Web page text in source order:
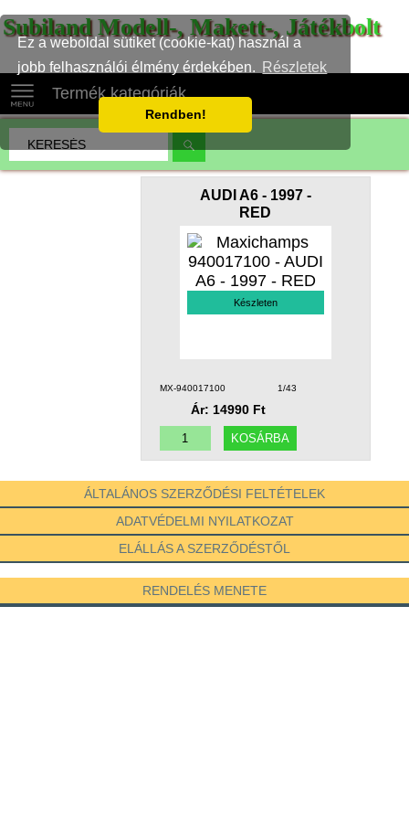
Ez a weboldal sütiket (cookie-kat) használ a
jobb felhasználói élmény érdekében.
Részletek
Rendben!
Subiland Modell-, Makett-, Játékbolt
Termék kategóriák
AUDI A6 - 1997 -
RED
Készleten
MX-940017100 1/43
Ár: 14990 Ft
ÁLTALÁNOS SZERZŐDÉSI FELTÉTELEK
ADATVÉDELMI NYILATKOZAT
ELÁLLÁS A SZERZŐDÉSTŐL
RENDELÉS MENETE